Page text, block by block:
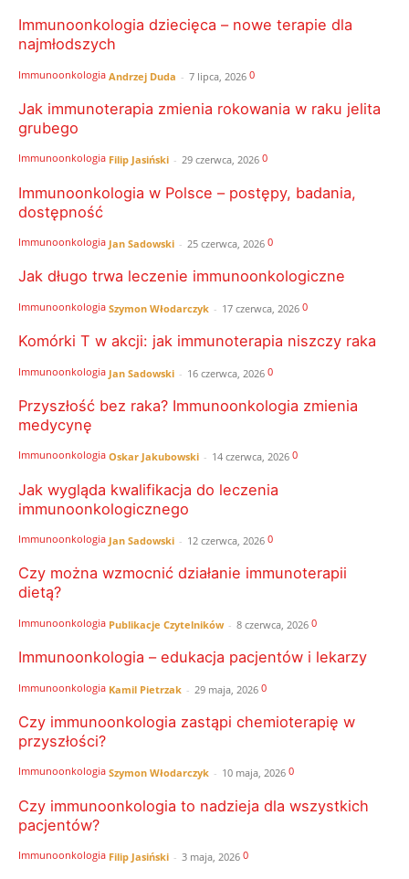
Immunoonkologia dziecięca – nowe terapie dla
najmłodszych
Immunoonkologia Andrzej Duda - 7 lipca, 2026 0
Jak immunoterapia zmienia rokowania w raku jelita
grubego
Immunoonkologia Filip Jasiński - 29 czerwca, 2026 0
Immunoonkologia w Polsce – postępy, badania,
dostępność
Immunoonkologia Jan Sadowski - 25 czerwca, 2026 0
Jak długo trwa leczenie immunoonkologiczne
Immunoonkologia Szymon Włodarczyk - 17 czerwca, 2026 0
Komórki T w akcji: jak immunoterapia niszczy raka
Immunoonkologia Jan Sadowski - 16 czerwca, 2026 0
Przyszłość bez raka? Immunoonkologia zmienia
medycynę
Immunoonkologia Oskar Jakubowski - 14 czerwca, 2026 0
Jak wygląda kwalifikacja do leczenia
immunoonkologicznego
Immunoonkologia Jan Sadowski - 12 czerwca, 2026 0
Czy można wzmocnić działanie immunoterapii
dietą?
Immunoonkologia Publikacje Czytelników - 8 czerwca, 2026 0
Immunoonkologia – edukacja pacjentów i lekarzy
Immunoonkologia Kamil Pietrzak - 29 maja, 2026 0
Czy immunoonkologia zastąpi chemioterapię w
przyszłości?
Immunoonkologia Szymon Włodarczyk - 10 maja, 2026 0
Czy immunoonkologia to nadzieja dla wszystkich
pacjentów?
Immunoonkologia Filip Jasiński - 3 maja, 2026 0